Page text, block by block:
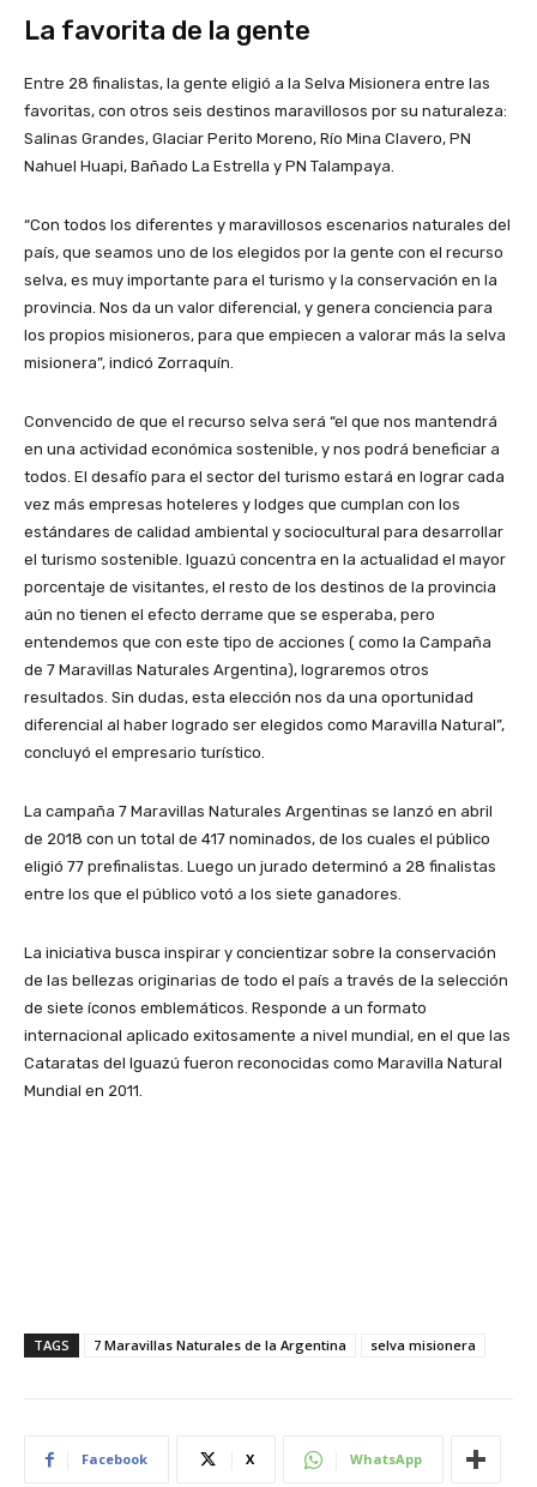
La favorita de la gente
Entre 28 finalistas, la gente eligió a la Selva Misionera entre las
favoritas, con otros seis destinos maravillosos por su naturaleza:
Salinas Grandes, Glaciar Perito Moreno, Río Mina Clavero, PN
Nahuel Huapi, Bañado La Estrella y PN Talampaya.
“Con todos los diferentes y maravillosos escenarios naturales del
país, que seamos uno de los elegidos por la gente con el recurso
selva, es muy importante para el turismo y la conservación en la
provincia. Nos da un valor diferencial, y genera conciencia para
los propios misioneros, para que empiecen a valorar más la selva
misionera”, indicó Zorraquín.
Convencido de que el recurso selva será “el que nos mantendrá
en una actividad económica sostenible, y nos podrá beneficiar a
todos. El desafío para el sector del turismo estará en lograr cada
vez más empresas hoteleres y lodges que cumplan con los
estándares de calidad ambiental y sociocultural para desarrollar
el turismo sostenible. Iguazú concentra en la actualidad el mayor
porcentaje de visitantes, el resto de los destinos de la provincia
aún no tienen el efecto derrame que se esperaba, pero
entendemos que con este tipo de acciones ( como la Campaña
de 7 Maravillas Naturales Argentina), lograremos otros
resultados. Sin dudas, esta elección nos da una oportunidad
diferencial al haber logrado ser elegidos como Maravilla Natural”,
concluyó el empresario turístico.
La campaña 7 Maravillas Naturales Argentinas se lanzó en abril
de 2018 con un total de 417 nominados, de los cuales el público
eligió 77 prefinalistas. Luego un jurado determinó a 28 finalistas
entre los que el público votó a los siete ganadores.
La iniciativa busca inspirar y concientizar sobre la conservación
de las bellezas originarias de todo el país a través de la selección
de siete íconos emblemáticos. Responde a un formato
internacional aplicado exitosamente a nivel mundial, en el que las
Cataratas del Iguazú fueron reconocidas como Maravilla Natural
Mundial en 2011.
TAGS 7 Maravillas Naturales de la Argentina selva misionera
Facebook X WhatsApp